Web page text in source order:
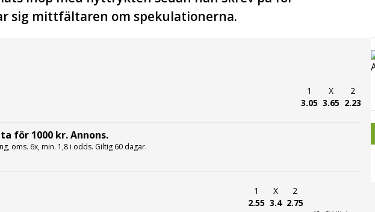
sig mittfältaren om spekulationerna.
1
3.05
X
3.65
2
2.23
för 1000 kr. Annons.
oms. 6x, min. 1,8 i odds. Giltig 60 dagar.
1
2.55
X
3.4
2
2.75